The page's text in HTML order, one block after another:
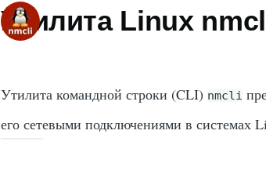
Утилита Linux
Утилита командной строки (CLI) nmcli
его сетевыми подключениями в системах